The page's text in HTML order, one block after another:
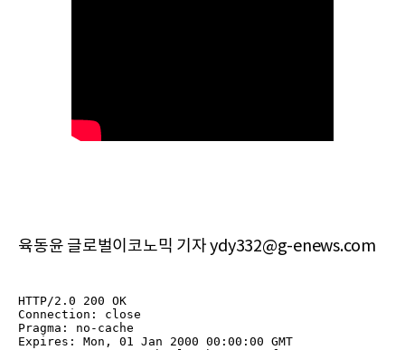
육동윤 글로벌이코노믹 기자 ydy332@g-enews.com